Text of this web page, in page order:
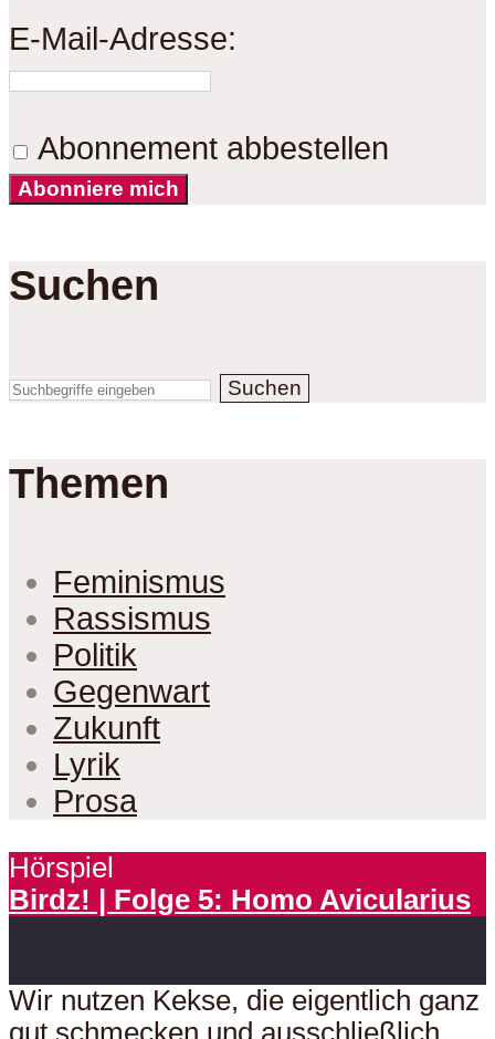
E-Mail-Adresse:
Abonnement abbestellen
Abonniere mich
Suchen
Suchen
Themen
Feminismus
Rassismus
Politik
Gegenwart
Zukunft
Lyrik
Prosa
Hörspiel
Birdz! | Folge 5: Homo Avicularius
Wir nutzen Kekse, die eigentlich ganz
gut schmecken und ausschließlich